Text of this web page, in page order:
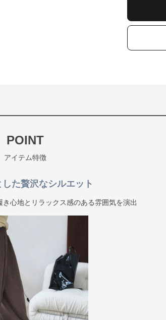
POINT
アイテム特徴
た贅沢なシルエット
心地とリラックス感のある雰囲気を演出